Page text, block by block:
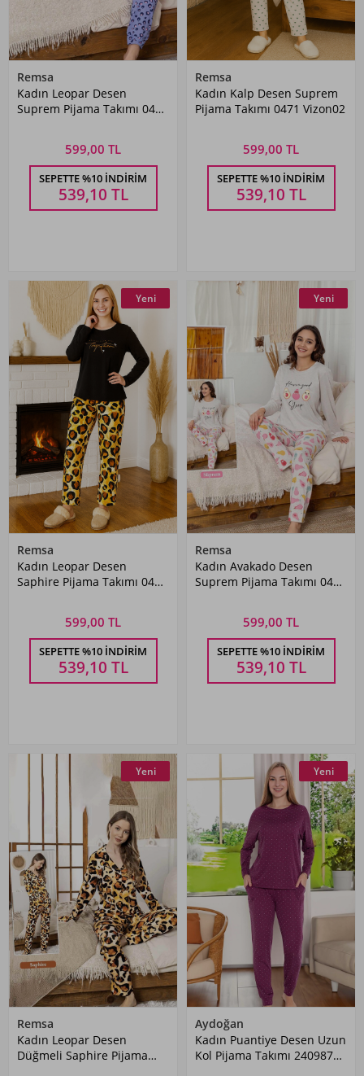
Remsa
Kadın Leopar Desen
Suprem Pijama Takımı 0456
599,00 TL
SEPETTE %10 İNDIRIM
539,10 TL
Remsa
Kadın Kalp Desen Suprem
Pijama Takımı 0471 Vizon02
599,00 TL
SEPETTE %10 İNDIRIM
539,10 TL
Yeni
Remsa
Kadın Leopar Desen
Saphire Pijama Takımı 0466
599,00 TL
SEPETTE %10 İNDIRIM
539,10 TL
Yeni
Remsa
Kadın Avakado Desen
Suprem Pijama Takımı 0459
599,00 TL
SEPETTE %10 İNDIRIM
539,10 TL
Yeni
Remsa
Kadın Leopar Desen
Düğmeli Saphire Pijama
Yeni
Aydoğan
Kadın Puantiye Desen Uzun
Kol Pijama Takımı 240987